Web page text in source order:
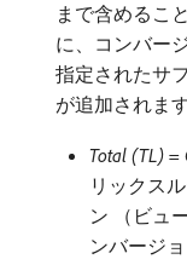
まで含めるこ
に、コンバー
指定されたサ
が追加されます
Total (TL) =
リックス
ン （ビュ
ンバージ